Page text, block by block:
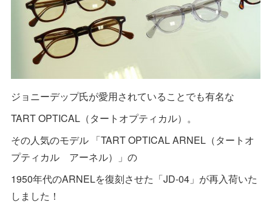
ジョニーデップ氏が愛用されていることでも有名な
TART OPTICAL（タートオプティカル）。
その人気のモデル 「TART OPTICAL ARNEL（タートオ
プティカル アーネル）」の
1950年代のARNELを復刻させた「JD-04」が再入荷いた
しました！